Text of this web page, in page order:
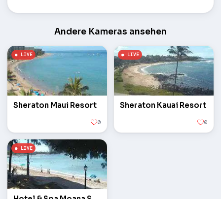
Andere Kameras ansehen
Sheraton Maui Resort
0
Sheraton Kauai Resort
0